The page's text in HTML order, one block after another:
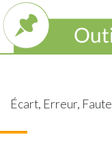
Écart, Erreur, Faute